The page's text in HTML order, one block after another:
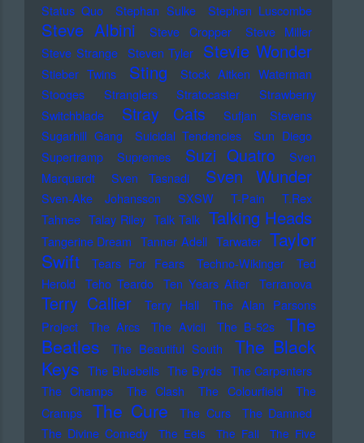
Status Quo
Stephan Sulke Stephen Luscombe
Steve Albini Steve Cropper
Steve Miller
Steve Strange Steven Tyler Stevie Wonder
Stieber Twins Sting
Stock Aitken Waterman
Stooges
Stranglers Stratocaster
Strawberry
Switchblade
Stray Cats
Sufjan Stevens
Sugarhill Gang
Suicidal Tendencies
Sun Diego
Supertramp
Supremes Suzi Quatro
Sven
Marquardt
Sven Tasnadi Sven Wunder
Sven-Ake Johansson SXSW T-Pain
T.Rex
Tahnee Talay Riley Talk Talk Talking Heads
Tangerine Dream Tanner Adell Tarwater Taylor
Swift
Tears For Fears Techno-Wikinger
Ted
Herold
Teho Teardo Ten Years After Terranova
Terry Callier Terry Hall
The Alan Parsons
Project
The Arcs The Avicii The B-52s
The
Beatles
The Beautiful South
The Black
Keys The Bluebells The Byrds The Carpenters
The Champs
The Clash The Colourfield
The
Cramps
The Cure The Curs
The Damned
The Divine Comedy
The Eels The Fall
The Five